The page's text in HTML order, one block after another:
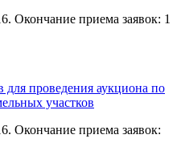
Окончание приема заявок: 1
проведения аукциона по
участков
Окончание приема заявок: